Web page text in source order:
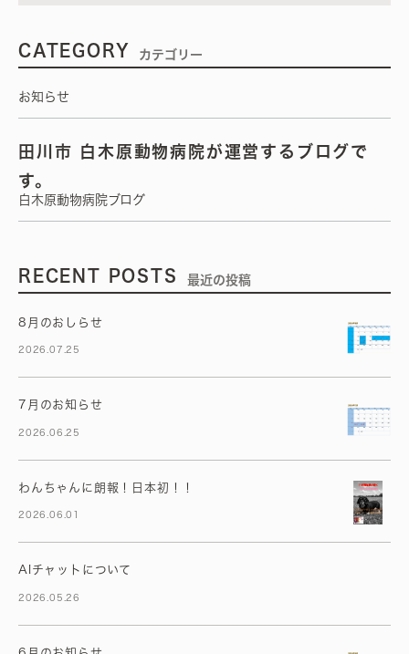
CATEGORY カテゴリー
お知らせ
田川市 白木原動物病院が運営するブログで
す。
白木原動物病院ブログ
RECENT POSTS 最近の投稿
8月のおしらせ
2026.07.25
7月のお知らせ
2026.06.25
わんちゃんに朗報！日本初！！
2026.06.01
AIチャットについて
2026.05.26